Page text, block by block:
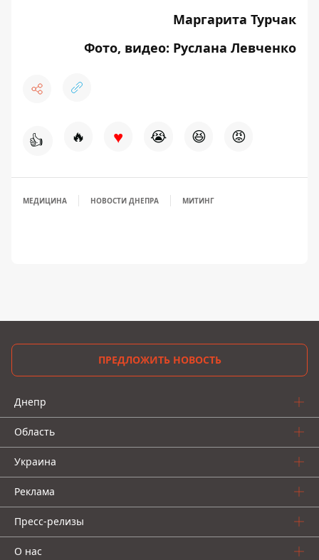
Маргарита Турчак
Фото, видео: Руслана Левченко
👍 🔥 ♥ 😭 😆 😡
МЕДИЦИНА НОВОСТИ ДНЕПРА МИТИНГ
ПРЕДЛОЖИТЬ НОВОСТЬ
Днепр
Область
Украина
Реклама
Пресс-релизы
О нас